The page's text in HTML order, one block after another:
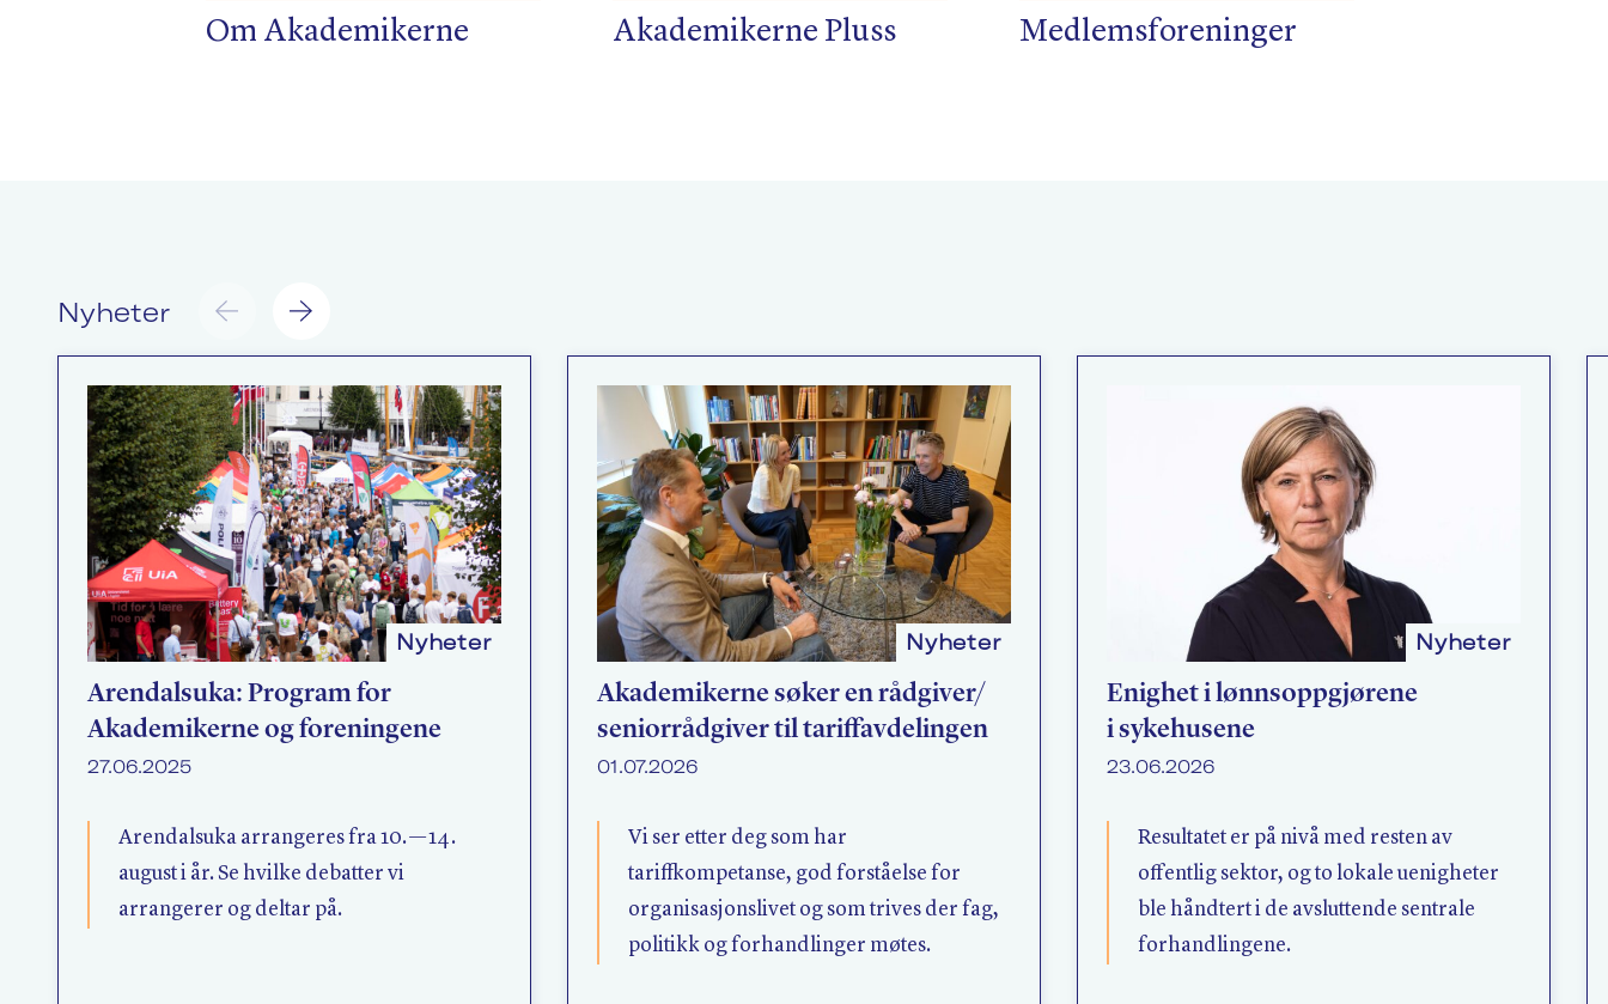
Om Akademikerne Akademikerne Pluss Medlemsforeninger
Nyheter
Nyheter
Arendalsuka: Program for
Akademikerne og foreningene
27.06.2025
Arendalsuka arrangeres fra 10. — 14.
august i år. Se hvilke debatter vi
arrangerer og deltar på.
Nyheter
Akademikerne søker en rådgiver/​
seniorrådgiver til tariffavdelingen
01.07.2026
Vi ser etter deg som har
tariffkompetanse, god forståelse for
organisasjonslivet og som trives der fag,
politikk og forhandlinger møtes.
Nyheter
Enighet i lønnsoppgjørene
i sykehusene
23.06.2026
Resultatet er på nivå med resten av
offentlig sektor, og to lokale uenigheter
ble håndtert i de avsluttende sentrale
forhandlingene.